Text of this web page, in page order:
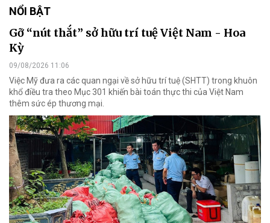
NỔI BẬT
Gỡ “nút thắt” sở hữu trí tuệ Việt Nam - Hoa
Kỳ
09/08/2026 11:06
Việc Mỹ đưa ra các quan ngại về sở hữu trí tuệ (SHTT) trong khuôn
khổ điều tra theo Mục 301 khiến bài toán thực thi của Việt Nam
thêm sức ép thương mại.